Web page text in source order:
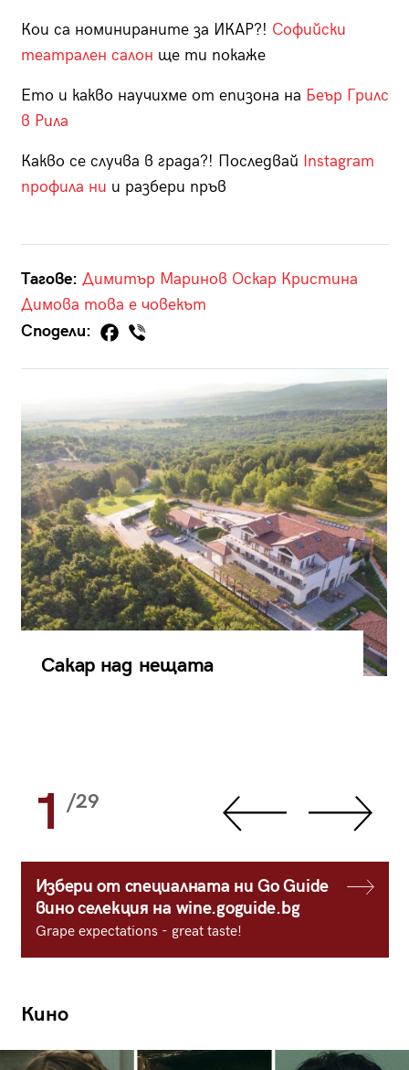
Кои са номинираните за ИКАР?! Софийски
театрален салон ще ти покаже
Ето и какво научихме от епизона на Беър Грилс
в Рила
Какво се случва в града?! Последвай Instagram
профила ни и разбери пръв
Тагове: Димитър Маринов Оскар Кристина
Димова това е човекът
Сподели:
Сакар над нещата
1 /29
Избери от специалната ни Go Guide
вино селекция на wine.goguide.bg
Grape expectations - great taste!
Кино